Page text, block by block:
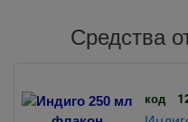
Средства
код